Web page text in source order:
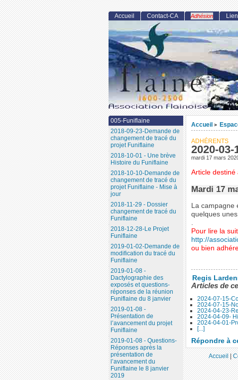
Accueil >
ADHÉRENTS
2020-
mardi 17 mars
Article destiné
Mardi 17
La
quelques
Pour lire la
http://
ou bien
Regis
Articles de
2024-07-15-
2024-07-15-
2024-04-23-
2024-04-09-
2024-04-01-
[...]
Répondre à
Accueil Contact-CA Adhésion
005-Funiflaine
2018-09-23-Demande de
changement de tracé du
projet Funiflaine
2018-10-01 - Une brève
Histoire du Funiflaine
2018-10-10-Demande de
changement de tracé du
projet Funiflaine - Mise à
jour
2018-11-29 - Dossier
changement de tracé du
Funiflaine
2018-12-28-Le Projet
Funiflaine
2019-01-02-Demande de
modification du tracé du
Funiflaine
2019-01-08 -
Dactylographie des
exposés et questions-
réponses de la réunion
Funiflaine du 8 janvier
2019-01-08 -
Présentation de
l’avancement du projet
Funiflaine
2019-01-08 - Questions-
Réponses après la
présentation de
l’avancement du
Funiflaine le 8 janvier
2019
Accueil|